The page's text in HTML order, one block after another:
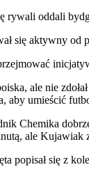
oddali
się aktywny
ale nie
aby umieścić
Chemika
ale
popisał się z